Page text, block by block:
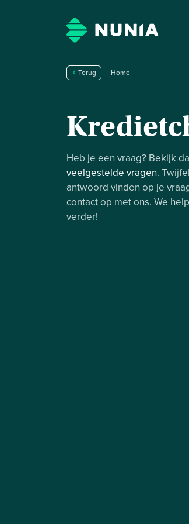
Terug Home
Heb je een vraag? Bekijk
veelgestelde vragen.
antwoord vinden op je
contact op met ons. We
verder!